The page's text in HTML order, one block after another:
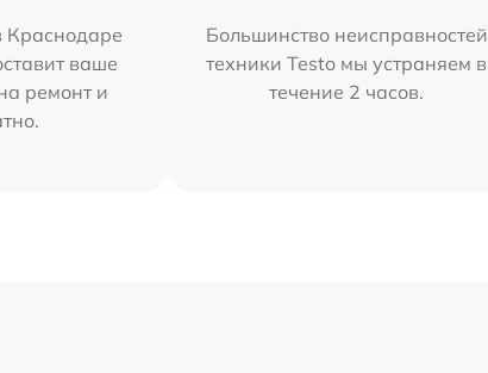
Краснодаре
ваше
ремонт и
Большинство неисправностей
техники Testo мы устраняем в
течение 2 часов.